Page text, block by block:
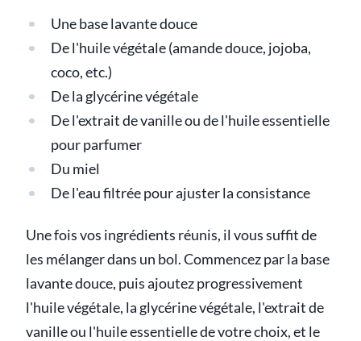
Une base lavante douce
De l'huile végétale (amande douce, jojoba,
coco, etc.)
De la glycérine végétale
De l'extrait de vanille ou de l'huile essentielle
pour parfumer
Du miel
De l'eau filtrée pour ajuster la consistance
Une fois vos ingrédients réunis, il vous suffit de
les mélanger dans un bol. Commencez par la base
lavante douce, puis ajoutez progressivement
l'huile végétale, la glycérine végétale, l'extrait de
vanille ou l'huile essentielle de votre choix, et le